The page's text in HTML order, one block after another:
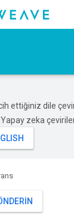
ettiğiniz dile
zeka